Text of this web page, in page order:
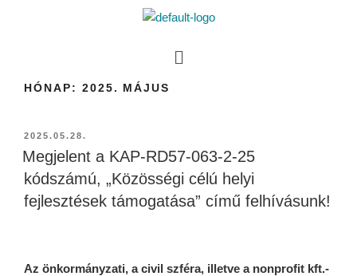
HÓNAP: 2025. MÁJUS
2025.05.28.
Megjelent a KAP-RD57-063-2-25
kódszámú, „Közösségi célú helyi
fejlesztések támogatása” című felhívásunk!
Az önkormányzati, a civil szféra, illetve a nonprofit kft.-